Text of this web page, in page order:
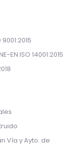
ISO 14001:2015
Vía y Ayto. de